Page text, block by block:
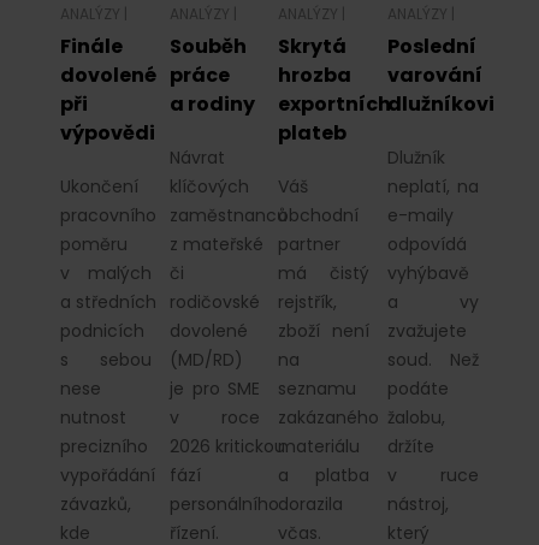
ANALÝZY
Finále
dovolené
při
výpovědi
Ukončení
pracovního
poměru
v malých
a středních
podnicích
s sebou
nese
nutnost
precizního
vypořádání
závazků,
kde
ANALÝZY
Souběh
práce
a rodiny
Návrat
klíčových
zaměstnanců
z mateřské
či
rodičovské
dovolené
(MD/RD)
je pro SME
v roce
2026 kritickou
fází
personálního
řízení.
ANALÝZY
Skrytá
hrozba
exportních
plateb
Váš
obchodní
partner
má čistý
rejstřík,
zboží není
na
seznamu
zakázaného
materiálu
a platba
dorazila
včas.
ANALÝZY
Poslední
varování
dlužníkovi
Dlužník
neplatí, na
e-maily
odpovídá
vyhýbavě
a vy
zvažujete
soud. Než
podáte
žalobu,
držíte
v ruce
nástroj,
který